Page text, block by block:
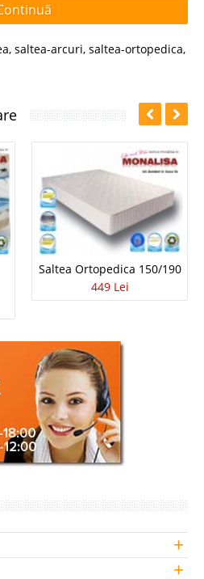
, saltea-arcuri, saltea-ortopedica,
Saltea Ortopedica 150/190
449 Lei
+
+